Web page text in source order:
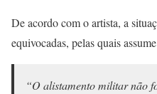
De acordo com o artista, a
equivocadas, pelas quais
“O alistamento militar não